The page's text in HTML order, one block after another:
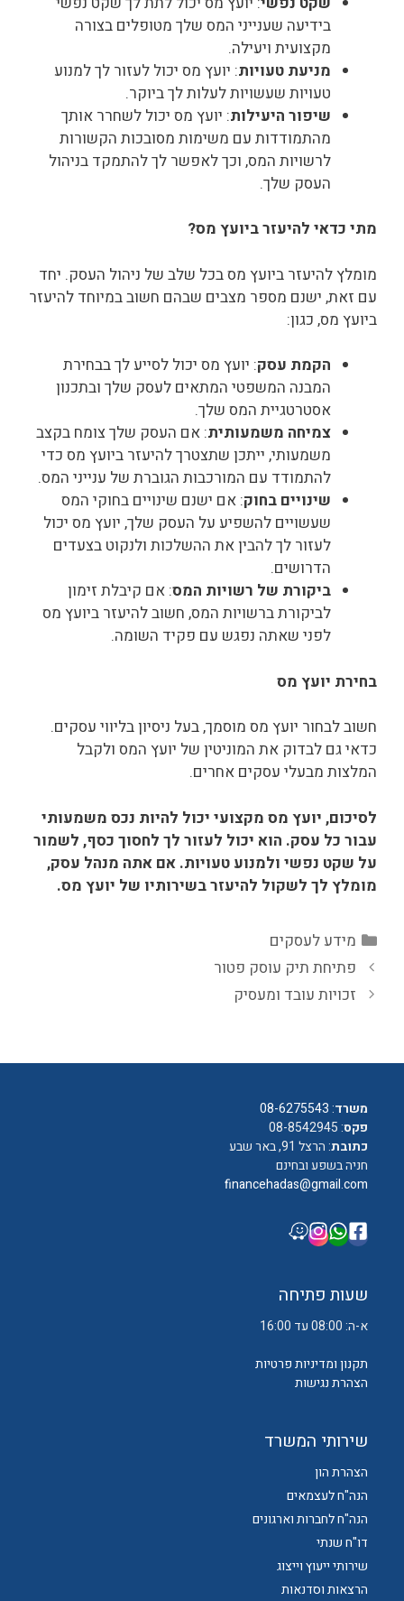
בידיעה שענייני המס שלך מטופלים בצורה
מקצועית ויעילה.
מניעת טעויות: יועץ מס יכול לעזור לך למנוע
טעויות שעשויות לעלות לך ביוקר.
שיפור היעילות: יועץ מס יכול לשחרר אותך
מהתמודדות עם משימות מסובכות הקשורות
לרשויות המס, וכך לאפשר לך להתמקד בניהול
העסק שלך.
מתי כדאי להיעזר ביועץ מס?
מומלץ להיעזר ביועץ מס בכל שלב של ניהול העסק. יחד
עם זאת, ישנם מספר מצבים שבהם חשוב במיוחד להיעזר
ביועץ מס, כגון:
הקמת עסק: יועץ מס יכול לסייע לך בבחירת
המבנה המשפטי המתאים לעסק שלך ובתכנון
אסטרטגיית המס שלך.
צמיחה משמעותית: אם העסק שלך צומח בקצב
משמעותי, ייתכן שתצטרך להיעזר ביועץ מס כדי
להתמודד עם המורכבות הגוברת של ענייני המס.
שינויים בחוק: אם ישנם שינויים בחוקי המס
שעשויים להשפיע על העסק שלך, יועץ מס יכול
לעזור לך להבין את ההשלכות ולנקוט בצעדים
הדרושים.
ביקורת של רשויות המס: אם קיבלת זימון
לביקורת ברשויות המס, חשוב להיעזר ביועץ מס
לפני שאתה נפגש עם פקיד השומה.
בחירת יועץ מס
חשוב לבחור יועץ מס מוסמך, בעל ניסיון בליווי עסקים.
כדאי גם לבדוק את המוניטין של יועץ המס ולקבל
המלצות מבעלי עסקים אחרים.
לסיכום, יועץ מס מקצועי יכול להיות נכס משמעותי
עבור כל עסק. הוא יכול לעזור לך לחסוך כסף, לשמור
על שקט נפשי ולמנוע טעויות. אם אתה מנהל עסק,
מומלץ לך לשקול להיעזר בשירותיו של יועץ מס.
קטגוריות
מידע לעסקים
פתיחת תיק עוסק פטור
זכויות עובד ומעסיק
משרד:
08-6275543
פקס: 08-8542945
כתובת: הרצל 91, באר שבע
חניה בשפע ובחינם
financehadas@gmail.com
שעות פתיחה
א-ה: 08:00 עד 16:00
תקנון ומדיניות פרטיות
הצהרת נגישות
שירותי המשרד
הצהרת הון
הנה"ח לעצמאים
הנה"ח לחברות וארגונים
דו"ח שנתי
שירותי ייעוץ וייצוג
הרצאות וסדנאות